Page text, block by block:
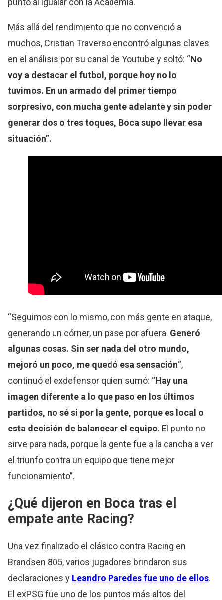
punto al igualar con la Academia.
Más allá del rendimiento que no convenció a
muchos, Cristian Traverso encontró algunas claves
en el análisis por su canal de Youtube y soltó: “No
voy a destacar el futbol, porque hoy no lo
tuvimos. En un armado del primer tiempo
sorpresivo, con mucha gente adelante y sin poder
generar dos o tres toques, Boca supo llevar esa
situación”.
“Seguimos con lo mismo, con más gente en ataque,
generando un córner, un pase por afuera. Generó
algunas cosas. Sin ser nada del otro mundo,
mejoró un poco, me quedó esa sensación“,
continuó el exdefensor quien sumó: “Hay una
imagen diferente a lo que paso en los últimos
partidos, no sé si por la gente, porque es local o
esta decisión de balancear el equipo. El punto no
sirve para nada, porque la gente fue a la cancha a ver
el triunfo contra un equipo que tiene mejor
funcionamiento”.
¿Qué dijeron en Boca tras el
empate ante Racing?
Una vez finalizado el clásico contra Racing en
Brandsen 805, varios jugadores brindaron sus
declaraciones y Leandro Paredes fue uno de ellos.
El exPSG fue uno de los puntos más altos del